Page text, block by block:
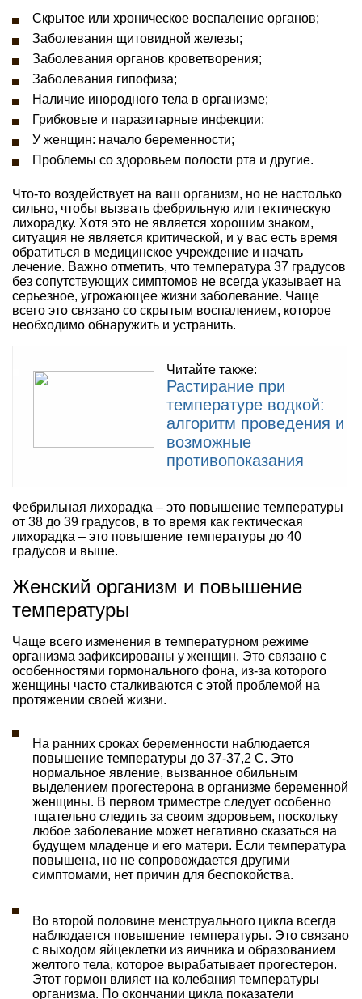
Скрытое или хроническое воспаление органов;
Заболевания щитовидной железы;
Заболевания органов кроветворения;
Заболевания гипофиза;
Наличие инородного тела в организме;
Грибковые и паразитарные инфекции;
У женщин: начало беременности;
Проблемы со здоровьем полости рта и другие.
Что-то воздействует на ваш организм, но не настолько
сильно, чтобы вызвать фебрильную или гектическую
лихорадку. Хотя это не является хорошим знаком,
ситуация не является критической, и у вас есть время
обратиться в медицинское учреждение и начать
лечение. Важно отметить, что температура 37 градусов
без сопутствующих симптомов не всегда указывает на
серьезное, угрожающее жизни заболевание. Чаще
всего это связано со скрытым воспалением, которое
необходимо обнаружить и устранить.
Читайте также:
Растирание при
температуре водкой:
алгоритм проведения и
возможные
противопоказания
Фебрильная лихорадка – это повышение температуры
от 38 до 39 градусов, в то время как гектическая
лихорадка – это повышение температуры до 40
градусов и выше.
Женский организм и повышение
температуры
Чаще всего изменения в температурном режиме
организма зафиксированы у женщин. Это связано с
особенностями гормонального фона, из-за которого
женщины часто сталкиваются с этой проблемой на
протяжении своей жизни.
На ранних сроках беременности наблюдается
повышение температуры до 37-37,2 С. Это
нормальное явление, вызванное обильным
выделением прогестерона в организме беременной
женщины. В первом триместре следует особенно
тщательно следить за своим здоровьем, поскольку
любое заболевание может негативно сказаться на
будущем младенце и его матери. Если температура
повышена, но не сопровождается другими
симптомами, нет причин для беспокойства.
Во второй половине менструального цикла всегда
наблюдается повышение температуры. Это связано
с выходом яйцеклетки из яичника и образованием
желтого тела, которое вырабатывает прогестерон.
Этот гормон влияет на колебания температуры
организма. По окончании цикла показатели